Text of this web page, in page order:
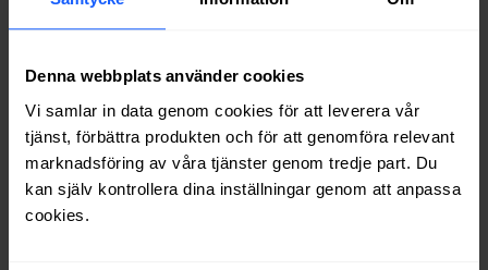
Denna webbplats använder cookies
Vi samlar in data genom cookies för att leverera vår
tjänst, förbättra produkten och för att genomföra relevant
marknadsföring av våra tjänster genom tredje part. Du
kan själv kontrollera dina inställningar genom att anpassa
cookies.
Telia Play Hub
Pris:
799 kr
TV-box
Telia Play Hub och fjärrkontroll med siffror